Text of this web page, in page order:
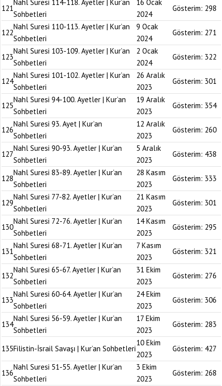
121
Nahl Suresi 114-118. Ayetler | Kur’an
Sohbetleri
16 Ocak
2024
Gösterim: 298
122
Nahl Suresi 110-113. Ayetler | Kur’an
Sohbetleri
9 Ocak
2024
Gösterim: 271
123
Nahl Suresi 103-109. Ayetler | Kur’an
Sohbetleri
2 Ocak
2024
Gösterim: 322
124
Nahl Suresi 101-102. Ayetler | Kur’an
Sohbetleri
26 Aralık
2023
Gösterim: 301
125
Nahl Suresi 94-100. Ayetler | Kur’an
Sohbetleri
19 Aralık
2023
Gösterim: 354
126
Nahl Suresi 93. Ayet | Kur’an
Sohbetleri
12 Aralık
2023
Gösterim: 260
127
Nahl Suresi 90-93. Ayetler | Kur’an
Sohbetleri
5 Aralık
2023
Gösterim: 438
128
Nahl Suresi 83-89. Ayetler | Kur’an
Sohbetleri
28 Kasım
2023
Gösterim: 333
129
Nahl Suresi 77-82. Ayetler | Kur’an
Sohbetleri
21 Kasım
2023
Gösterim: 301
130
Nahl Suresi 72-76. Ayetler | Kur’an
Sohbetleri
14 Kasım
2023
Gösterim: 295
131
Nahl Suresi 68-71. Ayetler | Kur’an
Sohbetleri
7 Kasım
2023
Gösterim: 321
132
Nahl Suresi 65-67. Ayetler | Kur’an
Sohbetleri
31 Ekim
2023
Gösterim: 276
133
Nahl Suresi 60-64. Ayetler | Kur’an
Sohbetleri
24 Ekim
2023
Gösterim: 306
134
Nahl Suresi 56-59. Ayetler | Kur’an
Sohbetleri
17 Ekim
2023
Gösterim: 283
135Filistin-İsrail Savaşı | Kur’an Sohbetleri
10 Ekim
2023
Gösterim: 427
136
Nahl Suresi 51-55. Ayetler | Kur’an
Sohbetleri
3 Ekim
2023
Gösterim: 268